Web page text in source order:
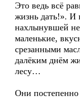
Это ведь всё
жизнь дать!». И
нахлынувшей
маленькие,
срезанными
далёким днём
лесу…
Они